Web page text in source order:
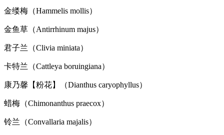
金缕梅（Hammelis mollis）
金鱼草（Antirrhinum majus）
君子兰（Clivia miniata）
卡特兰（Cattleya boruingiana）
康乃馨【粉花】（Dianthus caryophyllus）
蜡梅（Chimonanthus praecox）
铃兰（Convallaria majalis）